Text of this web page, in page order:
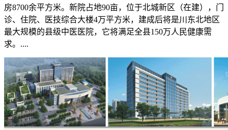
房8700余平方米。新院占地90亩，位于北城新区（在建），门
诊、住院、医技综合大楼4万平方米，建成后将是川东北地区
最大规模的县级中医医院，它将满足全县150万人民健康需
求。....